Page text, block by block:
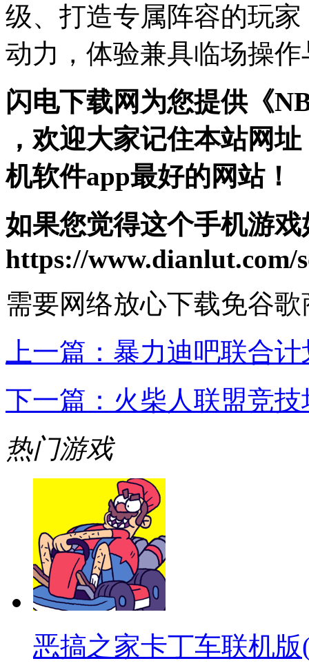
级、打造专属阵容的玩
动力，体验兼具临场操
闪电下载网为您提供《
，欢迎大家记住本站网
机软件app最好的网站！
如果您觉得这个手机游
https://www.dianlut.com/
需要网络放心下载免谷歌
上一篇： 暴力迪吧联合计
下一篇： 火柴人联盟竞
热门游戏
恶搞之家卡丁车联机版